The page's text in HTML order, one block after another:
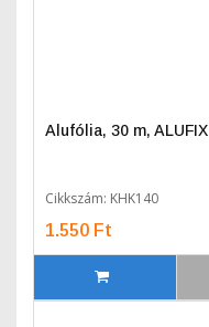
Alufólia, 30 m, ALUFIX
Cikkszám: KHK140
1.550 Ft